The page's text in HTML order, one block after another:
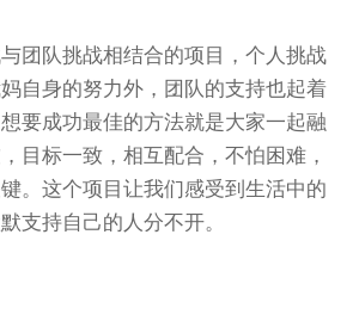
团队挑战相结合的项目，个人挑战
自身的努力外，团队的支持也起着
要成功最佳的方法就是大家一起融
目标一致，相互配合，不怕困难，
。这个项目让我们感受到生活中的
支持自己的人分不开。